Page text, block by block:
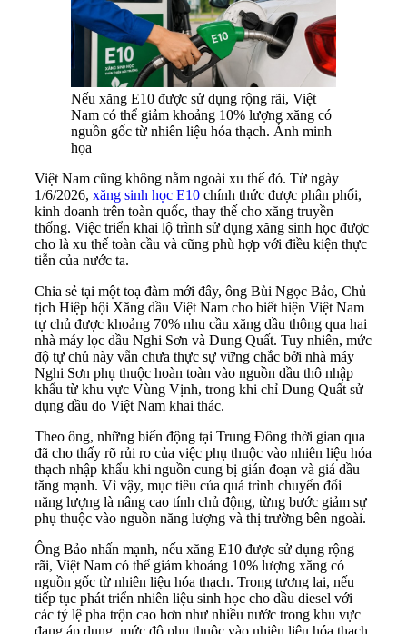
Nếu xăng E10 được sử dụng rộng rãi, Việt
Nam có thể giảm khoảng 10% lượng xăng có
nguồn gốc từ nhiên liệu hóa thạch. Ảnh minh
họa
Việt Nam cũng không nằm ngoài xu thế đó. Từ ngày
1/6/2026, xăng sinh học E10 chính thức được phân phối,
kinh doanh trên toàn quốc, thay thế cho xăng truyền
thống. Việc triển khai lộ trình sử dụng xăng sinh học được
cho là xu thế toàn cầu và cũng phù hợp với điều kiện thực
tiễn của nước ta.
Chia sẻ tại một toạ đàm mới đây, ông Bùi Ngọc Bảo, Chủ
tịch Hiệp hội Xăng dầu Việt Nam cho biết hiện Việt Nam
tự chủ được khoảng 70% nhu cầu xăng dầu thông qua hai
nhà máy lọc dầu Nghi Sơn và Dung Quất. Tuy nhiên, mức
độ tự chủ này vẫn chưa thực sự vững chắc bởi nhà máy
Nghi Sơn phụ thuộc hoàn toàn vào nguồn dầu thô nhập
khẩu từ khu vực Vùng Vịnh, trong khi chỉ Dung Quất sử
dụng dầu do Việt Nam khai thác.
Theo ông, những biến động tại Trung Đông thời gian qua
đã cho thấy rõ rủi ro của việc phụ thuộc vào nhiên liệu hóa
thạch nhập khẩu khi nguồn cung bị gián đoạn và giá dầu
tăng mạnh. Vì vậy, mục tiêu của quá trình chuyển đổi
năng lượng là nâng cao tính chủ động, từng bước giảm sự
phụ thuộc vào nguồn năng lượng và thị trường bên ngoài.
Ông Bảo nhấn mạnh, nếu xăng E10 được sử dụng rộng
rãi, Việt Nam có thể giảm khoảng 10% lượng xăng có
nguồn gốc từ nhiên liệu hóa thạch. Trong tương lai, nếu
tiếp tục phát triển nhiên liệu sinh học cho dầu diesel với
các tỷ lệ pha trộn cao hơn như nhiều nước trong khu vực